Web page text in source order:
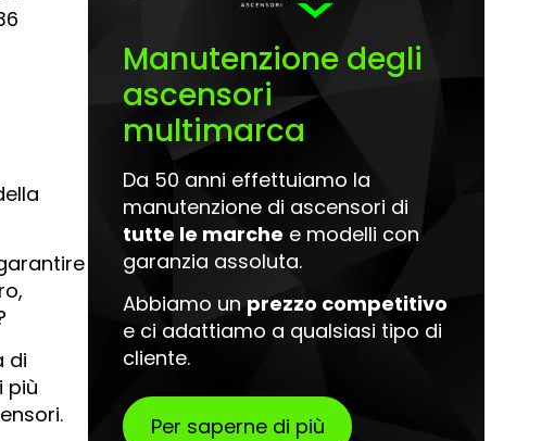
di
più
Manutenzione degli
ascensori
multimarca
Da 50 anni effettuiamo la
manutenzione di ascensori di
tutte le marche e modelli con
garanzia assoluta.
Abbiamo un prezzo competitivo
e ci adattiamo a qualsiasi tipo di
cliente.
Per saperne di più